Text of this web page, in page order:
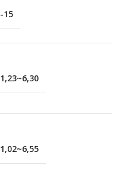
-15
1,23~6,30
1,02~6,55